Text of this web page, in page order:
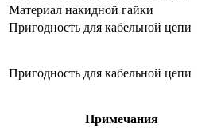
Материал накидной гайки
Пригодность для кабельной цепи
Пригодность для кабельной цепи
Примечания